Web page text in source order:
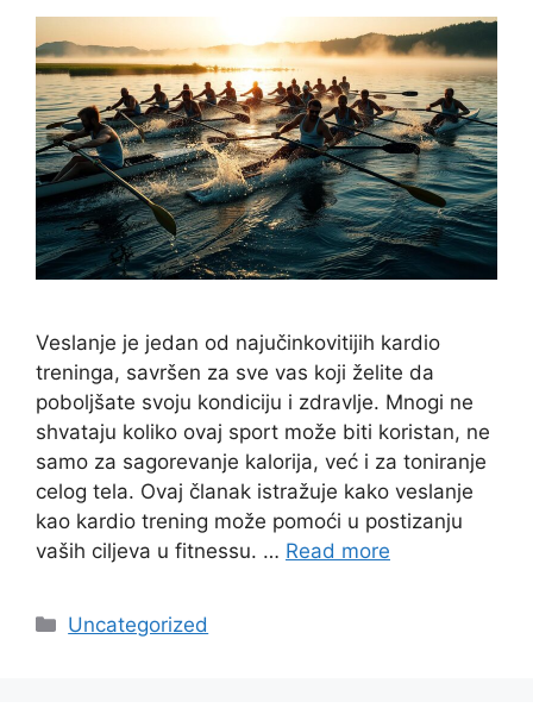
Veslanje je jedan od najučinkovitijih kardio
treninga, savršen za sve vas koji želite da
poboljšate svoju kondiciju i zdravlje. Mnogi ne
shvataju koliko ovaj sport može biti koristan, ne
samo za sagorevanje kalorija, već i za toniranje
celog tela. Ovaj članak istražuje kako veslanje
kao kardio trening može pomoći u postizanju
vaših ciljeva u fitnessu. … Read more
Categories
Uncategorized